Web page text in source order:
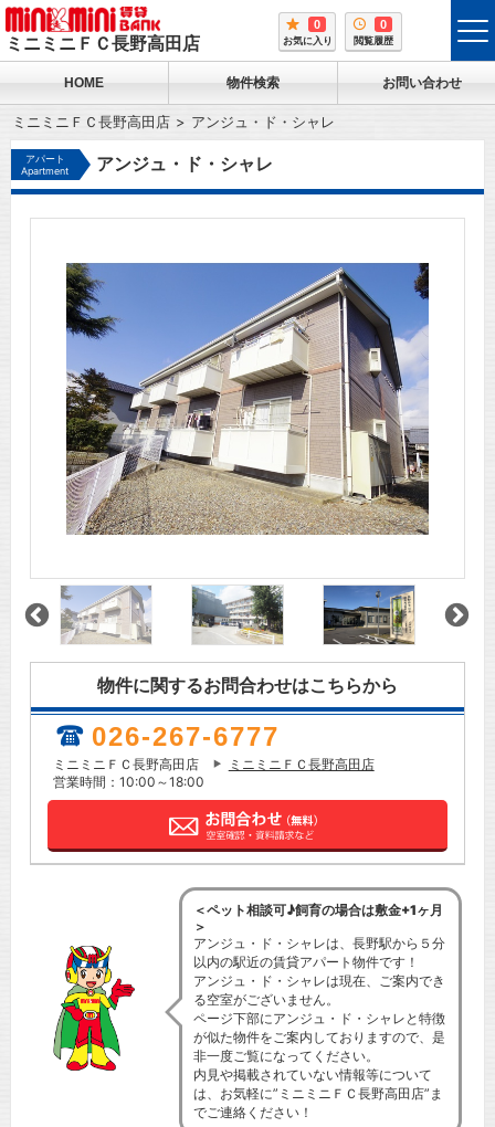
ミニミニＦＣ長野高田店
0
お気に入り
0
閲覧履歴
HOME 物件検索 お問い合わせ
ミニミニＦＣ長野高田店 アンジュ・ド・シャレ
アパート
Apartment
アンジュ・ド・シャレ
物件に関するお問合わせはこちらから
026-267-6777
ミニミニＦＣ長野高田店
ミニミニＦＣ長野高田店
営業時間：10:00～18:00
＜ペット相談可♪飼育の場合は敷金+1ヶ月
＞
アンジュ・ド・シャレは、長野駅から５分
以内の駅近の賃貸アパート物件です！
アンジュ・ド・シャレは現在、ご案内でき
る空室がございません。
ページ下部にアンジュ・ド・シャレと特徴
が似た物件をご案内しておりますので、是
非一度ご覧になってください。
内見や掲載されていない情報等について
は、お気軽に”ミニミニＦＣ長野高田店”ま
でご連絡ください！